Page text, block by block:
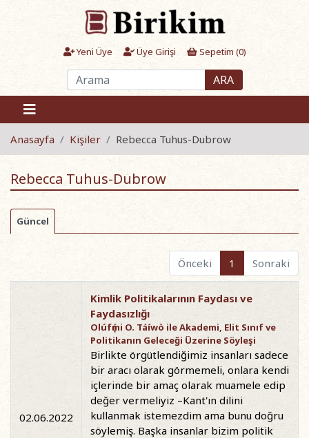
Yeni Üye Üye Girişi Sepetim (0)
ARA
Anasayfa Kişiler Rebecca Tuhus-Dubrow
Rebecca Tuhus-Dubrow
Güncel
Önceki 1 Sonraki
02.06.2022
Kimlik Politikalarının Faydası ve
Faydasızlığı
Olúfẹ́mi O. Táíwò ile Akademi, Elit Sınıf ve
Politikanın Geleceği Üzerine Söyleşi
Birlikte örgütlendiğimiz insanları sadece
bir aracı olarak görmemeli, onlara kendi
içlerinde bir amaç olarak muamele edip
değer vermeliyiz –Kant'ın dilini
kullanmak istemezdim ama bunu doğru
söylemiş. Başka insanlar bizim politik